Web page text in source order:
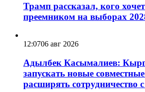
Трамп рассказал, кого
преемником на выборах
12:0706 авг 2026
Адылбек Касымалиев:
запускать новые
расширять сотрудничество